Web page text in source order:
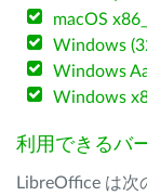
macOS
Windows
Windows
Windows
利用できるバ
LibreOffice は次